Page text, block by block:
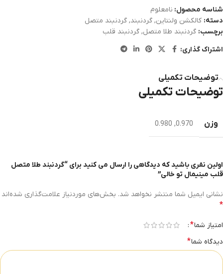
شناسه محصول: نامعلوم
دسته: کالکشن ولنتاین, گردنبند, گردنبند متصل
برچسب: گردنبند طلا متصل, گردنبند قلب
اشتراک گذاری:
توضیحات تکمیلی
توضیحات تکمیلی
وزن 0.970
,
0.980
اولین نفری باشید که دیدگاهی را ارسال می کنید برای “گردنبند طلا متصل
قلب مینیمال تو خالی”
نشانی ایمیل شما منتشر نخواهد شد. بخش‌های موردنیاز علامت‌گذاری شده‌اند
*
امتیاز شما*
دیدگاه شما*